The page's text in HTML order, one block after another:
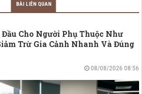
BÀI LIÊN QUAN
Cho Người Phụ Thuộc Như
Trừ Gia Cảnh Nhanh Và Đúng
08/08/2026 08:56